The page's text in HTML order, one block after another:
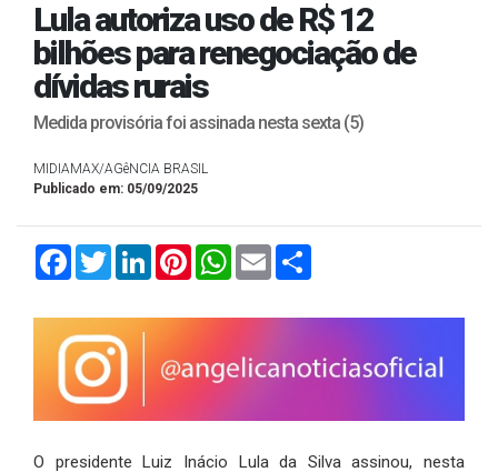
Lula autoriza uso de R$ 12
bilhões para renegociação de
dívidas rurais
Medida provisória foi assinada nesta sexta (5)
MIDIAMAX/AGêNCIA BRASIL
Publicado em: 05/09/2025
FacebookTwitterLinkedInPinterestWhatsApp
Email
O presidente Luiz Inácio Lula da Silva assinou, nesta